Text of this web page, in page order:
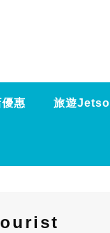
惠 旅遊Jetso